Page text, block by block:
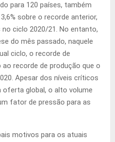
para 120 países, também
sobre o recorde anterior,
ciclo 2020/21. No entanto,
do mês passado, naquele
ciclo, o recorde de
recorde de produção que o
Apesar dos níveis críticos
global, o alto volume
fator de pressão para as
motivos para os atuais